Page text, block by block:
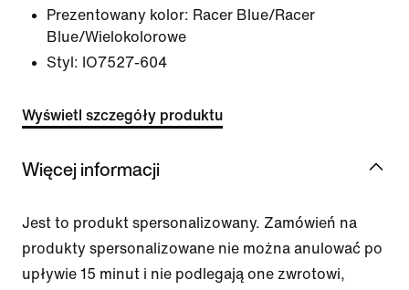
Prezentowany kolor: Racer Blue/Racer
Blue/Wielokolorowe
Styl: IO7527-604
Wyświetl szczegóły produktu
Więcej informacji
Jest to produkt spersonalizowany. Zamówień na
produkty spersonalizowane nie można anulować po
upływie 15 minut i nie podlegają one zwrotowi,